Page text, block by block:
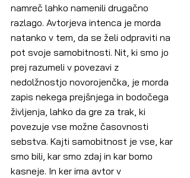
namreč lahko namenili drugačno
razlago. Avtorjeva intenca je morda
natanko v tem, da se želi odpraviti na
pot svoje samobitnosti. Nit, ki smo jo
prej razumeli v povezavi z
nedolžnostjo novorojenčka, je morda
zapis nekega prejšnjega in bodočega
življenja, lahko da gre za trak, ki
povezuje vse možne časovnosti
sebstva. Kajti samobitnost je vse, kar
smo bili, kar smo zdaj in kar bomo
kasneje. In ker ima avtor v